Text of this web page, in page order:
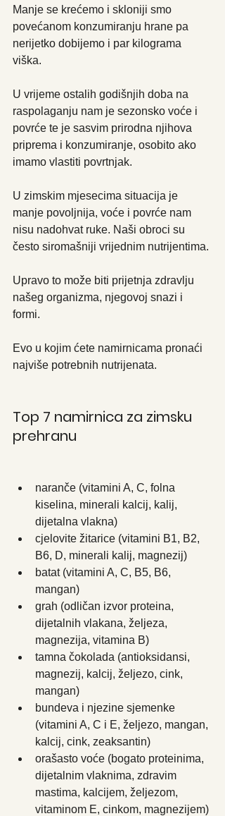
Manje se krećemo i skloniji smo
povećanom konzumiranju hrane pa
nerijetko dobijemo i par kilograma
viška.
U vrijeme ostalih godišnjih doba na
raspolaganju nam je sezonsko voće i
povrće te je sasvim prirodna njihova
priprema i konzumiranje, osobito ako
imamo vlastiti povrtnjak.
U zimskim mjesecima situacija je
manje povoljnija, voće i povrće nam
nisu nadohvat ruke. Naši obroci su
često siromašniji vrijednim nutrijentima.
Upravo to može biti prijetnja zdravlju
našeg organizma, njegovoj snazi i
formi.
Evo u kojim ćete namirnicama pronaći
najviše potrebnih nutrijenata.
Top 7 namirnica za zimsku
prehranu
naranče (vitamini A, C, folna
kiselina, minerali kalcij, kalij,
dijetalna vlakna)
cjelovite žitarice (vitamini B1, B2,
B6, D, minerali kalij, magnezij)
batat (vitamini A, C, B5, B6,
mangan)
grah (odličan izvor proteina,
dijetalnih vlakana, željeza,
magnezija, vitamina B)
tamna čokolada (antioksidansi,
magnezij, kalcij, željezo, cink,
mangan)
bundeva i njezine sjemenke
(vitamini A, C i E, željezo, mangan,
kalcij, cink, zeaksantin)
orašasto voće (bogato proteinima,
dijetalnim vlaknima, zdravim
mastima, kalcijem, željezom,
vitaminom E, cinkom, magnezijem)